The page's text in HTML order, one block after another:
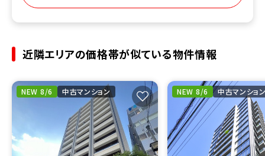
近隣エリアの価格帯が似ている物件情報
NEW 8/6 中古マンション NEW 8/6 中古マンショ